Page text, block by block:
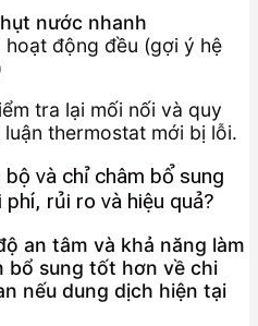
nước nhanh
hoạt động đều (gợi ý hệ
tra lại mối nối và quy
thermostat mới bị lỗi.
và chỉ châm bổ sung
phí, rủi ro và hiệu quả?
an tâm và khả năng làm
bổ sung tốt hơn về chi
nếu dung dịch hiện tại